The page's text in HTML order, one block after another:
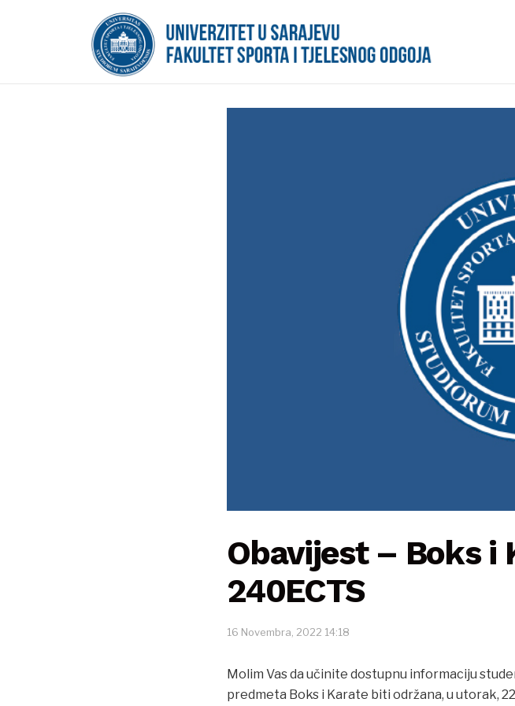
Obavijest – Boks i
240ECTS
16 Novembra, 2022 14:18
Molim Vas da učinite dostupnu informaciju
predmeta Boks i Karate biti održana, u utorak,